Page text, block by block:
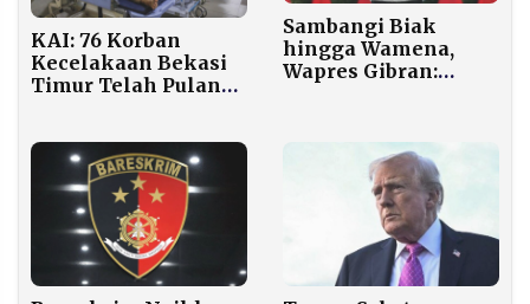
KAI: 76 Korban
Kecelakaan Bekasi
Timur Telah Pulang,
11 Mei
Sambangi Biak
hingga Wamena,
Wapres Gibran:
Jangka Panjang